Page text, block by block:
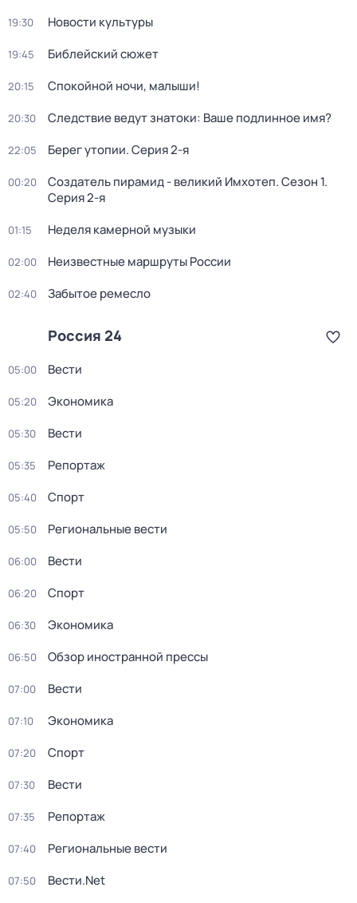
19:30 Новости культуры
19:45 Библейский сюжет
20:15 Спокойной ночи, малыши!
20:30 Следствие ведут знатоки: Ваше подлинное имя?
22:05 Берег утопии. Серия 2-я
00:20 Создатель пирамид - великий Имхотеп. Сезон 1.
Серия 2-я
01:15 Неделя камерной музыки
02:00 Неизвестные маршруты России
02:40 Забытое ремесло
Россия 24
05:00 Вести
05:20 Экономика
05:30 Вести
05:35 Репортаж
05:40 Спорт
05:50 Региональные вести
06:00 Вести
06:20 Спорт
06:30 Экономика
06:50 Обзор иностранной прессы
07:00 Вести
07:10 Экономика
07:20 Спорт
07:30 Вести
07:35 Репортаж
07:40 Региональные вести
07:50 Вести.Net